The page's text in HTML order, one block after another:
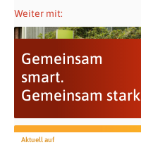
Weiter mit:
Gemeinsam
smart.
Gemeinsam
Aktuell auf